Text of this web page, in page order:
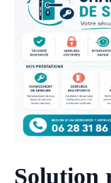
Solution